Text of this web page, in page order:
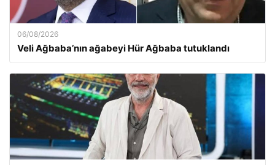
06/08/2026
Veli Ağbaba’nın ağabeyi Hür Ağbaba tutuklandı